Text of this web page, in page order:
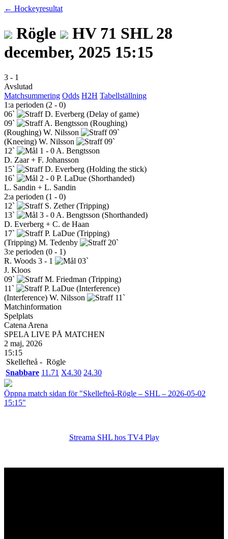
← Hockeyresultat
Rögle HV 71 SHL 28
december, 2025 15:15
3 - 1
Avslutad
Matchsummering Odds H2H Tabellställning
1:a perioden (2 - 0)
06`
D. Everberg (Delay of game)
09`
A. Bengtsson (Roughing)
(Roughing) W. Nilsson
09`
(Kneeing) W. Nilsson
09`
12`
1 - 0 A. Bengtsson
D. Zaar + F. Johansson
15`
D. Everberg (Holding the stick)
16`
2 - 0 P. LaDue (Shorthanded)
L. Sandin + L. Sandin
2:a perioden (1 - 0)
12`
S. Zether(Tripping)
13`
3 - 0 A. Bengtsson (Shorthanded)
D. Everberg + C. de Haan
17`
P. LaDue (Tripping)
(Tripping) M. Tedenby
20`
3:e perioden (0 - 1)
R. Woods 3 - 1
03`
J. Kloos
09`
M. Friedman (Tripping)
11`
P. LaDue (Interference)
(Interference) W. Nilsson
11`
Matchinformation
Spelplats
Catena Arena
SPELA LIVE PÅ MATCHEN
2 maj, 2026
15:15
Skellefteå - Rögle
Snabbare 11.71 X4.30 24.30
Öppna match sidan för "Skellefteå-Rögle – SHL – 2026-05-02
15:15"
Streama SHL hos TV4 Play